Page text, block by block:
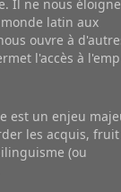
Il ne nous éloigne
latin aux
ouvre à
l'accès à
est un enjeu
les acquis, fruit
(ou